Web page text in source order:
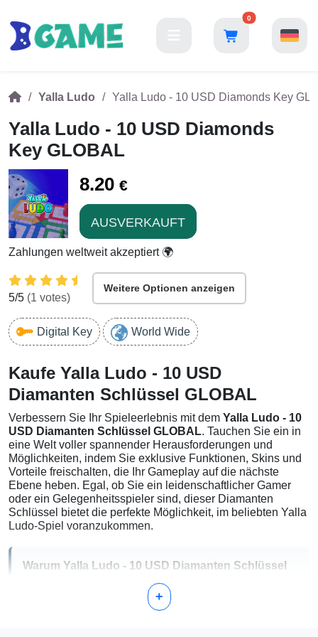
0
Yalla Ludo Yalla Ludo - 10 USD Diamonds Key
Yalla Ludo - 10 USD Diamonds
Key GLOBAL
8.20 €
AUSVERKAUFT
Zahlungen weltweit akzeptiert 🌍
5/5 (1 votes)
Weitere Optionen anzeigen
Digital Key World Wide
Kaufe Yalla Ludo - 10 USD
Diamanten Schlüssel GLOBAL
Verbessern Sie Ihr Spieleerlebnis mit dem Yalla Ludo - 10
USD Diamanten Schlüssel GLOBAL. Tauchen Sie ein in
eine Welt voller spannender Herausforderungen und
Möglichkeiten, indem Sie exklusive Funktionen, Skins und
Vorteile freischalten, die Ihr Gameplay auf die nächste
Ebene heben. Egal, ob Sie ein leidenschaftlicher Gamer
oder ein Gelegenheitsspieler sind, dieser Diamanten
Schlüssel bietet die perfekte Möglichkeit, im beliebten Yalla
Ludo-Spiel voranzukommen.
Warum Yalla Ludo - 10 USD Diamanten Schlüssel
+